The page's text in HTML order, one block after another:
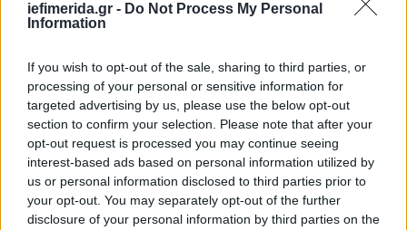
iefimerida.gr - Do Not Process My Personal
Information
If you wish to opt-out of the sale, sharing to third parties, or
processing of your personal or sensitive information for
targeted advertising by us, please use the below opt-out
section to confirm your selection. Please note that after your
opt-out request is processed you may continue seeing
interest-based ads based on personal information utilized by
us or personal information disclosed to third parties prior to
your opt-out. You may separately opt-out of the further
disclosure of your personal information by third parties on the
Καιρός: Νέα άνοδος της θερμοκρασίας με 38άρια